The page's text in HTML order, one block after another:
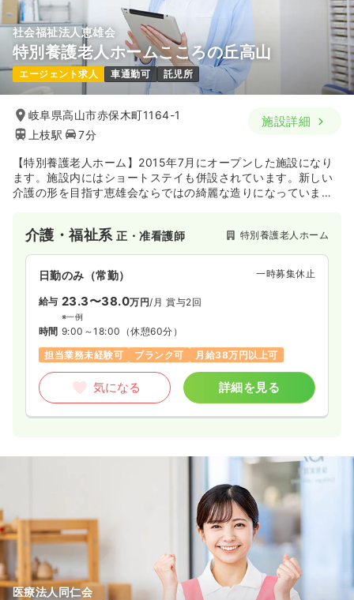
社会福祉法人恵雄会
特別養護老人ホームこころの丘高山
エージェント求人 車通勤可 託児所
岐阜県高山市赤保木町1164-1
上枝駅
7分
施設詳細
【特別養護老人ホーム】2015年7月にオープンした施設になり
ます。施設内にはショートステイも併設されています。新しい
介護の形を目指す恵雄会ならではの綺麗な造りになっていま
介護・福祉系正・准看護師 特別養護老人ホーム
日勤のみ（常勤） 一時募集休止
給与 23.3〜38.0万円/月 賞与2回
※一例
時間 9:00～18:00 （休憩60分）
担当業務未経験可
ブランク可 月給38万円以上可
気になる 詳細を見る
医療法人同仁会